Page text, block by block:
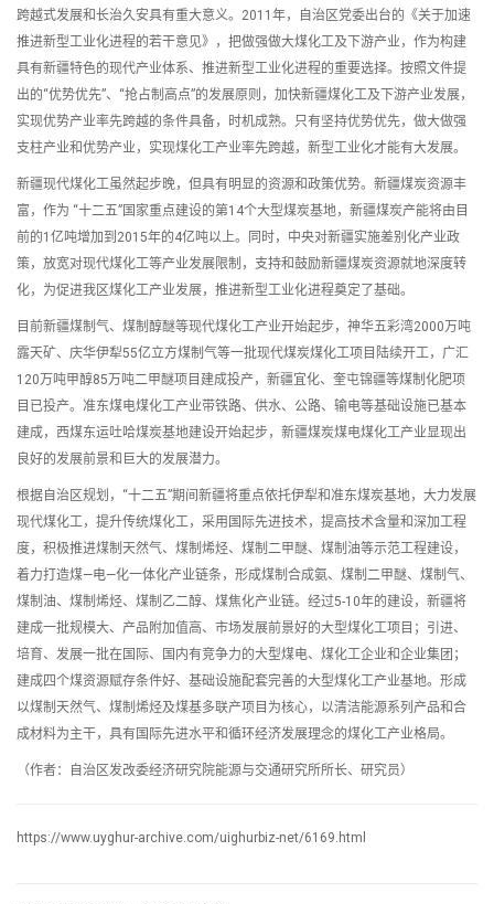
跨越式发展和长治久安具有重大意义。2011年，自治区党委出台的《关于加速
推进新型工业化进程的若干意见》，把做强做大煤化工及下游产业，作为构建
具有新疆特色的现代产业体系、推进新型工业化进程的重要选择。按照文件提
出的“优势优先”、“抢占制高点”的发展原则，加快新疆煤化工及下游产业发展，
实现优势产业率先跨越的条件具备，时机成熟。只有坚持优势优先，做大做强
支柱产业和优势产业，实现煤化工产业率先跨越，新型工业化才能有大发展。
新疆现代煤化工虽然起步晚，但具有明显的资源和政策优势。新疆煤炭资源丰
富，作为 “十二五”国家重点建设的第14个大型煤炭基地，新疆煤炭产能将由目
前的1亿吨增加到2015年的4亿吨以上。同时，中央对新疆实施差别化产业政
策，放宽对现代煤化工等产业发展限制，支持和鼓励新疆煤炭资源就地深度转
化，为促进我区煤化工产业发展，推进新型工业化进程奠定了基础。
目前新疆煤制气、煤制醇醚等现代煤化工产业开始起步，神华五彩湾2000万吨
露天矿、庆华伊犁55亿立方煤制气等一批现代煤炭煤化工项目陆续开工，广汇
120万吨甲醇85万吨二甲醚项目建成投产，新疆宜化、奎屯锦疆等煤制化肥项
目已投产。准东煤电煤化工产业带铁路、供水、公路、输电等基础设施已基本
建成，西煤东运吐哈煤炭基地建设开始起步，新疆煤炭煤电煤化工产业显现出
良好的发展前景和巨大的发展潜力。
根据自治区规划，“十二五”期间新疆将重点依托伊犁和准东煤炭基地，大力发展
现代煤化工，提升传统煤化工，采用国际先进技术，提高技术含量和深加工程
度，积极推进煤制天然气、煤制烯烃、煤制二甲醚、煤制油等示范工程建设，
着力打造煤—电—化一体化产业链条，形成煤制合成氨、煤制二甲醚、煤制气、
煤制油、煤制烯烃、煤制乙二醇、煤焦化产业链。经过5-10年的建设，新疆将
建成一批规模大、产品附加值高、市场发展前景好的大型煤化工项目；引进、
培育、发展一批在国际、国内有竞争力的大型煤电、煤化工企业和企业集团；
建成四个煤资源赋存条件好、基础设施配套完善的大型煤化工产业基地。形成
以煤制天然气、煤制烯烃及煤基多联产项目为核心，以清洁能源系列产品和合
成材料为主干，具有国际先进水平和循环经济发展理念的煤化工产业格局。
（作者：自治区发改委经济研究院能源与交通研究所所长、研究员）
https://www.uyghur-archive.com/uighurbiz-net/6169.html